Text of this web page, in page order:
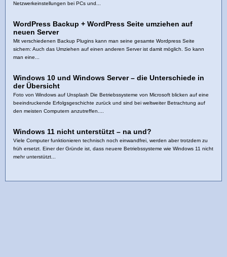
Netzwerkeinstellungen bei PCs und...
WordPress Backup + WordPress Seite umziehen auf
neuen Server
Mit verschiedenen Backup Plugins kann man seine gesamte Wordpress Seite
sichern: Auch das Umziehen auf einen anderen Server ist damit möglich. So kann
man eine...
Windows 10 und Windows Server – die Unterschiede in
der Übersicht
Foto von Windows auf Unsplash Die Betriebssysteme von Microsoft blicken auf eine
beeindruckende Erfolgsgeschichte zurück und sind bei weltweiter Betrachtung auf
den meisten Computern anzutreffen....
Windows 11 nicht unterstützt – na und?
Viele Computer funktionieren technisch noch einwandfrei, werden aber trotzdem zu
früh ersetzt. Einer der Gründe ist, dass neuere Betriebssysteme wie Windows 11 nicht
mehr unterstützt...